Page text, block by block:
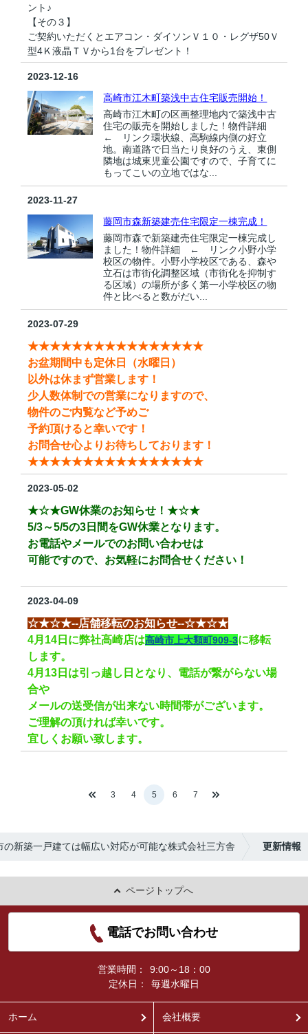
ント♪
【その３】
ご契約いただくとエアコン・ダイソンＶ１０・レグザ50Ｖ
型4Ｋ液晶ＴＶから1台をプレゼント！
2023-12-16
高崎市江木町築浅中古住宅販売開始！
高崎市江木町の区画整理地内で築浅中古
住宅の販売を開始しました！物件詳細
← リンク環状線、高駒線内側の好立
地。南道路で日当たり良好のうえ、東側
隣地は城東児童公園ですので、子育てに
もってこいの立地ではな...
2023-11-27
藤岡市森新築建売住宅限定一棟完成！
藤岡市森で新築建売住宅限定一棟完成し
ました！物件詳細 ← リンク小野小学
校区の物件。小野小学校区である、森や
立石は市街化調整区域（市街化を抑制す
る区域）の場所が多く第一小学校区の物
件と比べると数がだい...
2023-07-29
★★★★★★★★★★★★★★★★
お盆期間中も定休日（水曜日）
以外は休まず営業します！
少人数体制での営業になりますので、
物件のご内覧など予めご
予約頂けると幸いです！
お問合せ心よりお待ちしております！
★★★★★★★★★★★★★★★★
2023-05-02
★☆★GW休業のお知らせ！★☆★
5/3～5/5の3日間をGW休業となります。
お電話やメールでのお問い合わせは
可能ですので、 お気軽にお問合せください！
2023-04-09
☆★☆★--店舗移転のお知らせ--☆★☆★
4月14日に弊社高崎店は高崎市上大類町909-3に移転
します。
4月13日は引っ越し日となり、電話が繋がらない場
合や
メールの送受信が出来ない時間帯がございます。
ご理解の頂ければ幸いです。
宜しくお願い致します。
3 4 5 6 7
の新築一戸建ては幅広い対応が可能な株式会社三方舎 更新情報
ページトップへ
電話でお問い合わせ
営業時間：
9:00～18：00
定休日：
毎週水曜日
ホーム 会社概要